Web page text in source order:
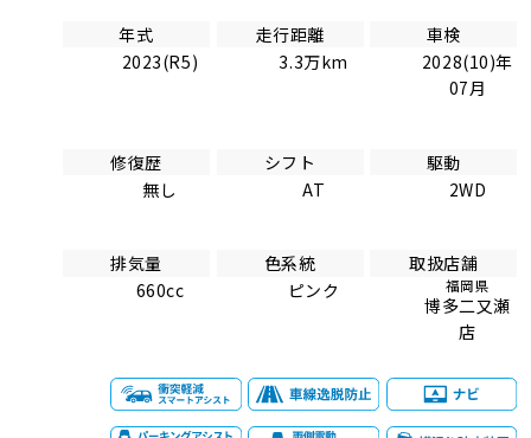
年式
2023(R5)
走行距離
3.3万km
車検
2028(10)年
07月
修復歴
無し
シフト
AT
駆動
2WD
排気量
660cc
色系統
ピンク
取扱店舗
福岡県
博多二又瀬
店